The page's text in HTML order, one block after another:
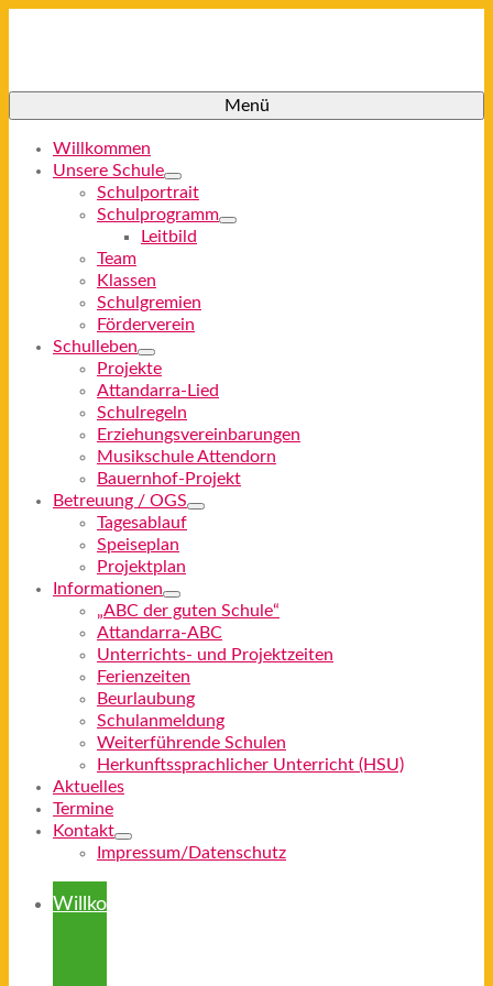
Menü
Willkommen
Unsere Schule
Schulportrait
Schulprogramm
Leitbild
Team
Klassen
Schulgremien
Förderverein
Schulleben
Projekte
Attandarra-Lied
Schulregeln
Erziehungsvereinbarungen
Musikschule Attendorn
Bauernhof-Projekt
Betreuung / OGS
Tagesablauf
Speiseplan
Projektplan
Informationen
„ABC der guten Schule“
Attandarra-ABC
Unterrichts- und Projektzeiten
Ferienzeiten
Beurlaubung
Schulanmeldung
Weiterführende Schulen
Herkunftssprachlicher Unterricht (HSU)
Aktuelles
Termine
Kontakt
Impressum/Datenschutz
Willkommen